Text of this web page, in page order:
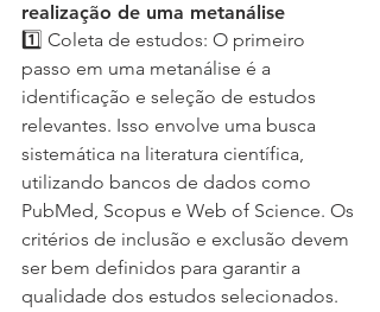
realização de uma metanálise
1️⃣ Coleta de estudos: O primeiro
passo em uma metanálise é a
identificação e seleção de estudos
relevantes. Isso envolve uma busca
sistemática na literatura científica,
utilizando bancos de dados como
PubMed, Scopus e Web of Science. Os
critérios de inclusão e exclusão devem
ser bem definidos para garantir a
qualidade dos estudos selecionados.